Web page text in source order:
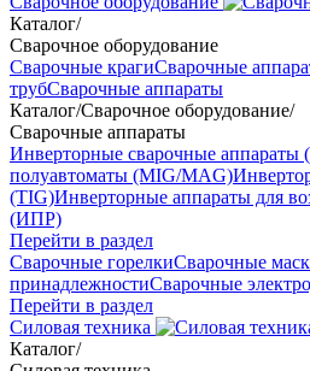
Каталог/
Сварочное оборудование
Сварочные крагиСварочные
трубСварочные аппараты
Каталог/Сварочное оборудование/
Сварочные аппараты
Инверторные сварочные
полуавтоматы (MIG/MAG)
(TIG)Инверторные аппараты для
(ИПР)
Перейти в раздел
Сварочные горелкиСварочные
принадлежностиСварочные
Перейти в раздел
Силовая техника
Каталог/